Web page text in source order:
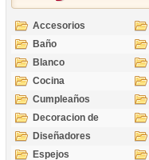
Accesorios
Baño
Blanco
Cocina
Cumpleaños
Decoracion de
Interiores
Diseñadores
Espejos